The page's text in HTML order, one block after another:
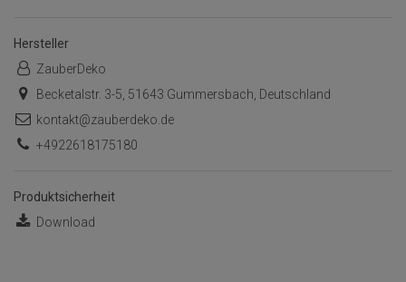
Hersteller
ZauberDeko
Becketalstr. 3-5, 51643 Gummersbach, Deutschland
kontakt@zauberdeko.de
+4922618175180
Produktsicherheit
Download